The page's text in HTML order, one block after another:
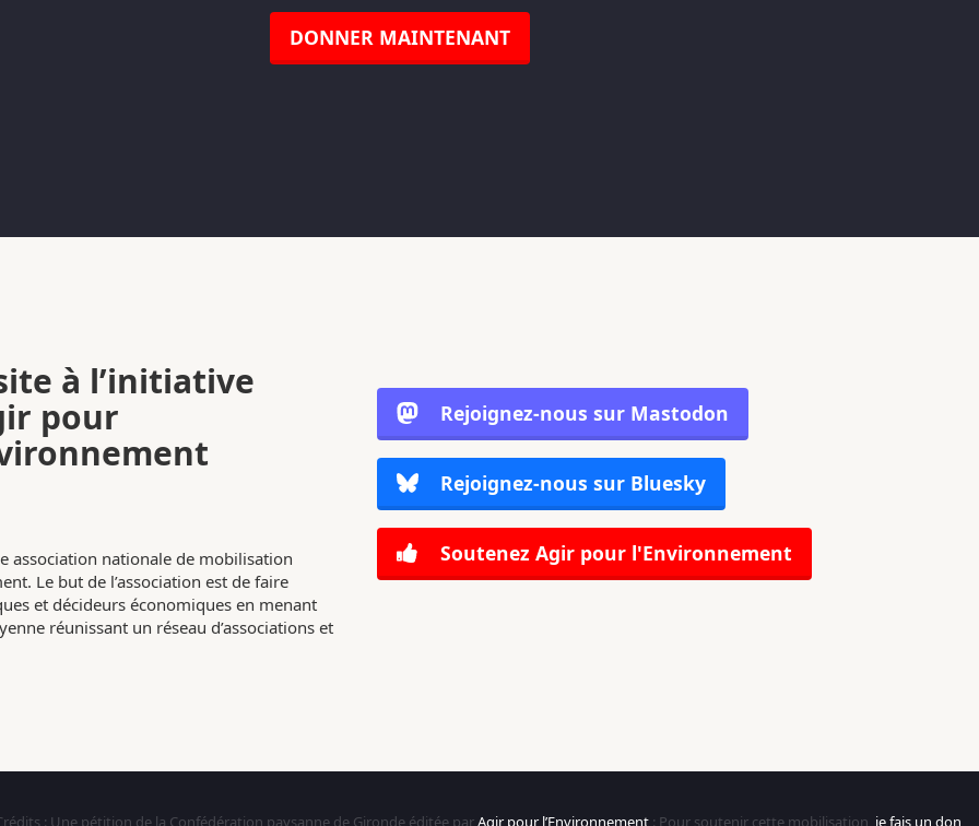
DONNER MAINTENANT
à l’initiative
pour
association nationale de mobilisation
Le but de l’association est de faire
et décideurs économiques en menant
réunissant un réseau d’associations et
Rejoignez-nous sur Mastodon
Rejoignez-nous sur Bluesky
Soutenez Agir pour l'Environnement
: Une pétition de la Confédération paysanne de Gironde éditée parAgir pour l’Environnement : Pour soutenir cette mobilisation, je fais un don